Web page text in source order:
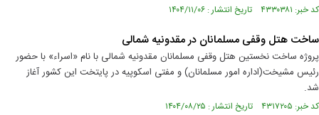
کد خبر: ۴۳۳۰۳۸۱ تاریخ انتشار : ۱۴۰۴/۱۱/۰۶
ساخت هتل وقفی مسلمانان در مقدونیه شمالی
پروژه ساخت نخستین هتل وقفی مسلمانان مقدونیه شمالی با نام «اسراء» با حضور
رئیس مشیخت(اداره امور مسلمانان) و مفتی اسکوپیه در پایتخت این کشور آغاز
شد.
کد خبر: ۴۳۱۷۲۰۵ تاریخ انتشار : ۱۴۰۴/۰۸/۲۵